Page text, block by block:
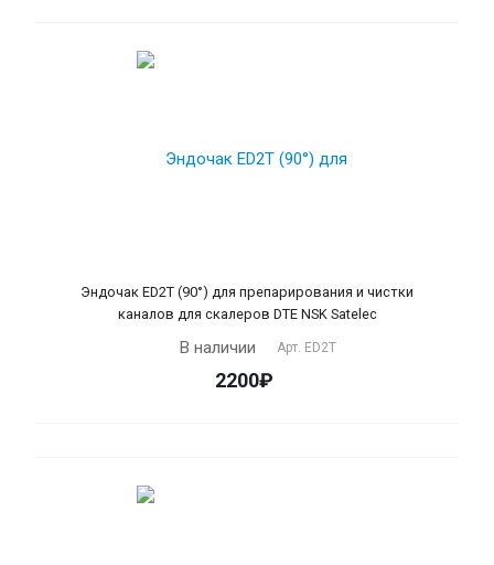
Эндочак ЕD2T (90°) для препарирования и чистки
каналов для скалеров DTE NSK Satelec
В наличии Арт. ED2T
2200₽